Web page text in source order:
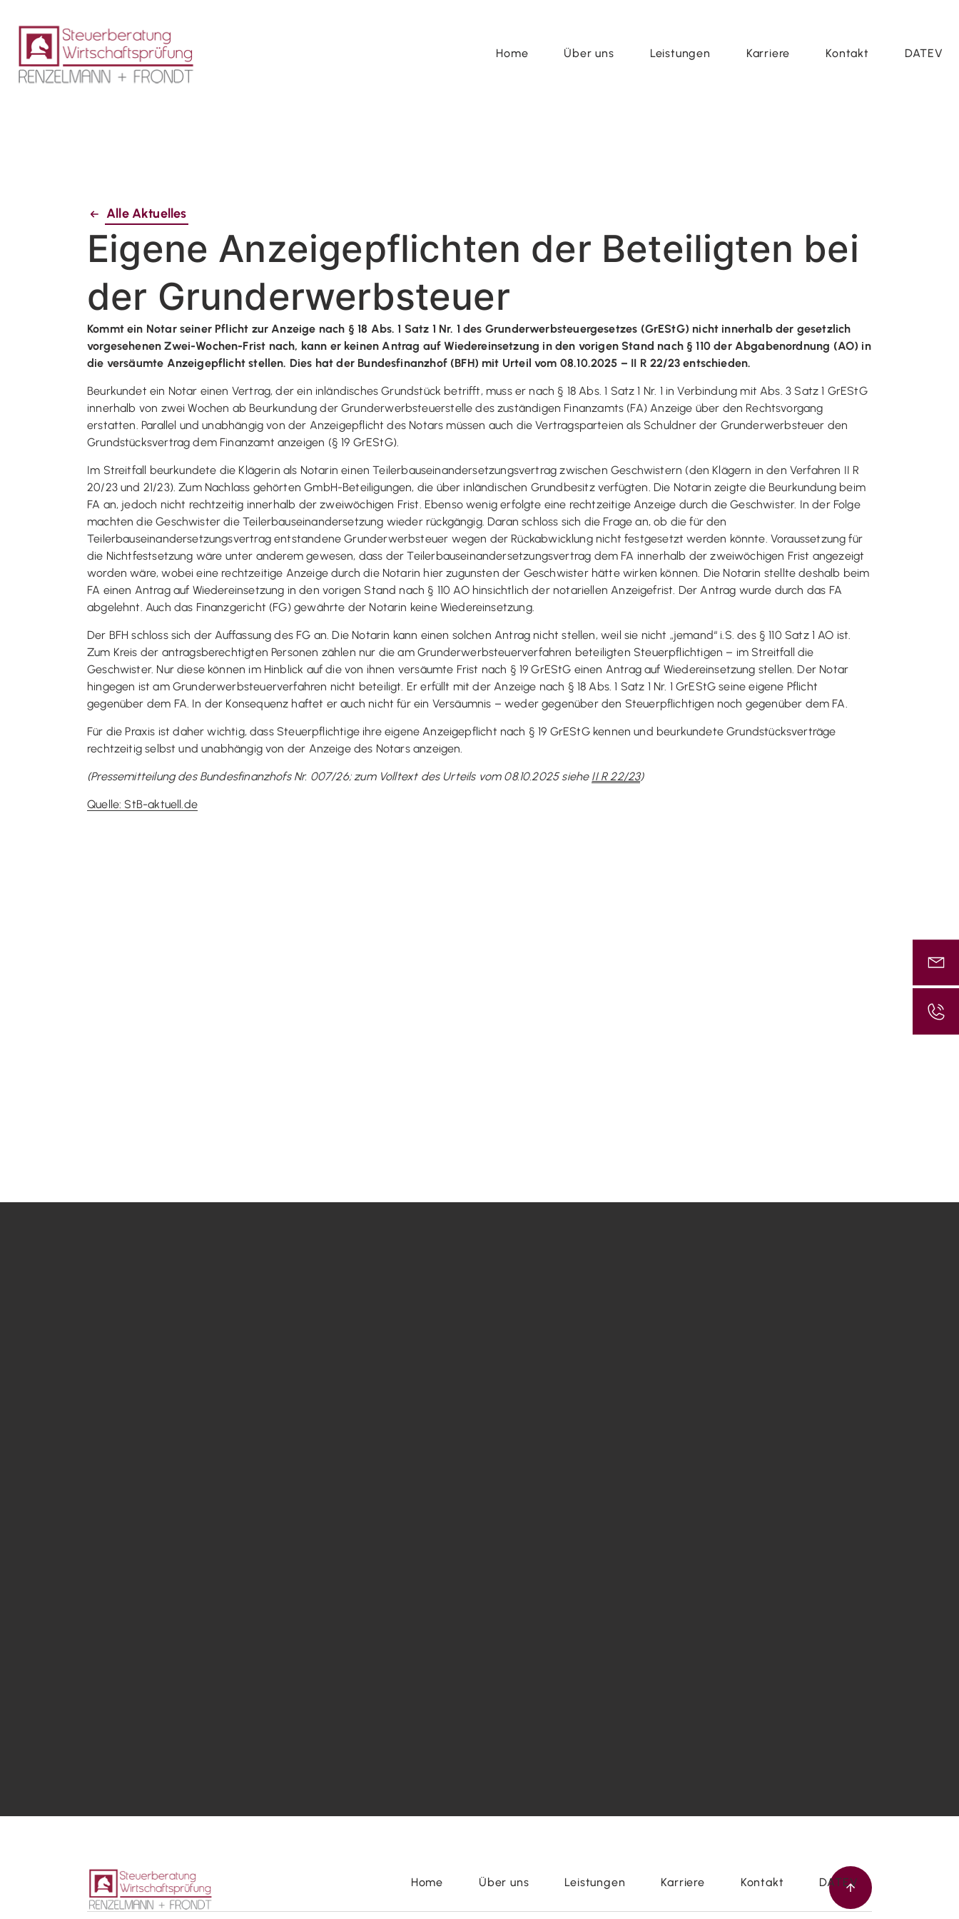
Home Über uns Leistungen Karriere Kontakt DATEV
Alle Aktuelles
Eigene Anzeigepflichten der Beteiligten bei
der Grunderwerbsteuer
Kommt ein Notar seiner Pflicht zur Anzeige nach § 18 Abs. 1 Satz 1 Nr. 1 des Grunderwerbsteuergesetzes (GrEStG) nicht innerhalb der gesetzlich
vorgesehenen Zwei-Wochen-Frist nach, kann er keinen Antrag auf Wiedereinsetzung in den vorigen Stand nach § 110 der Abgabenordnung (AO) in
die versäumte Anzeigepflicht stellen. Dies hat der Bundesfinanzhof (BFH) mit Urteil vom 08.10.2025 – II R 22/23 entschieden.
Beurkundet ein Notar einen Vertrag, der ein inländisches Grundstück betrifft, muss er nach § 18 Abs. 1 Satz 1 Nr. 1 in Verbindung mit Abs. 3 Satz 1 GrEStG
innerhalb von zwei Wochen ab Beurkundung der Grunderwerbsteuerstelle des zuständigen Finanzamts (FA) Anzeige über den Rechtsvorgang
erstatten. Parallel und unabhängig von der Anzeigepflicht des Notars müssen auch die Vertragsparteien als Schuldner der Grunderwerbsteuer den
Grundstücksvertrag dem Finanzamt anzeigen (§ 19 GrEStG).
Im Streitfall beurkundete die Klägerin als Notarin einen Teilerbauseinandersetzungsvertrag zwischen Geschwistern (den Klägern in den Verfahren II R
20/23 und 21/23). Zum Nachlass gehörten GmbH-Beteiligungen, die über inländischen Grundbesitz verfügten. Die Notarin zeigte die Beurkundung beim
FA an, jedoch nicht rechtzeitig innerhalb der zweiwöchigen Frist. Ebenso wenig erfolgte eine rechtzeitige Anzeige durch die Geschwister. In der Folge
machten die Geschwister die Teilerbauseinandersetzung wieder rückgängig. Daran schloss sich die Frage an, ob die für den
Teilerbauseinandersetzungsvertrag entstandene Grunderwerbsteuer wegen der Rückabwicklung nicht festgesetzt werden könnte. Voraussetzung für
die Nichtfestsetzung wäre unter anderem gewesen, dass der Teilerbauseinandersetzungsvertrag dem FA innerhalb der zweiwöchigen Frist angezeigt
worden wäre, wobei eine rechtzeitige Anzeige durch die Notarin hier zugunsten der Geschwister hätte wirken können. Die Notarin stellte deshalb beim
FA einen Antrag auf Wiedereinsetzung in den vorigen Stand nach § 110 AO hinsichtlich der notariellen Anzeigefrist. Der Antrag wurde durch das FA
abgelehnt. Auch das Finanzgericht (FG) gewährte der Notarin keine Wiedereinsetzung.
Der BFH schloss sich der Auffassung des FG an. Die Notarin kann einen solchen Antrag nicht stellen, weil sie nicht „jemand“ i.S. des § 110 Satz 1 AO ist.
Zum Kreis der antragsberechtigten Personen zählen nur die am Grunderwerbsteuerverfahren beteiligten Steuerpflichtigen – im Streitfall die
Geschwister. Nur diese können im Hinblick auf die von ihnen versäumte Frist nach § 19 GrEStG einen Antrag auf Wiedereinsetzung stellen. Der Notar
hingegen ist am Grunderwerbsteuerverfahren nicht beteiligt. Er erfüllt mit der Anzeige nach § 18 Abs. 1 Satz 1 Nr. 1 GrEStG seine eigene Pflicht
gegenüber dem FA. In der Konsequenz haftet er auch nicht für ein Versäumnis – weder gegenüber den Steuerpflichtigen noch gegenüber dem FA.
Für die Praxis ist daher wichtig, dass Steuerpflichtige ihre eigene Anzeigepflicht nach § 19 GrEStG kennen und beurkundete Grundstücksverträge
rechtzeitig selbst und unabhängig von der Anzeige des Notars anzeigen.
(Pressemitteilung des Bundesfinanzhofs Nr. 007/26; zum Volltext des Urteils vom 08.10.2025 siehe II R 22/23)
Quelle: StB-aktuell.de
Home Über uns Leistungen Karriere Kontakt DATEV